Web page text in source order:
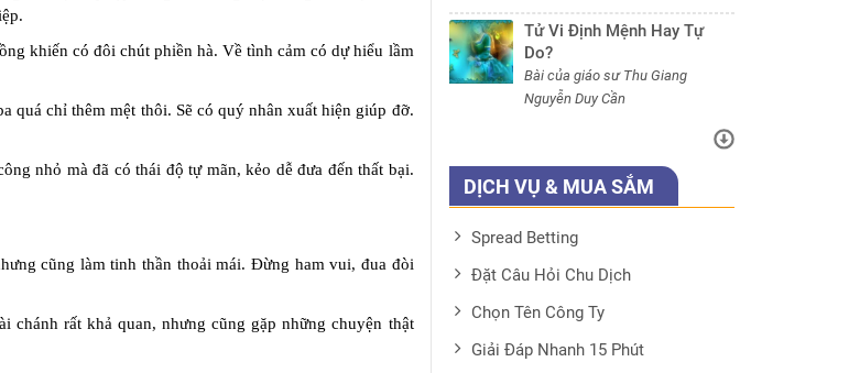
khiến có đôi chút phiền hà. Về tình cảm có dự hiểu lầm
quá chỉ thêm mệt thôi. Sẽ có quý nhân xuất hiện giúp đỡ.
nhỏ mà đã có thái độ tự mãn, kẻo dễ đưa đến thất bại.
cũng làm tinh thần thoải mái. Đừng ham vui, đua đòi
chánh rất khả quan, nhưng cũng gặp những chuyện thật
Tử Vi Định Mệnh Hay Tự
Do?
Bài của giáo sư Thu Giang
Nguyễn Duy Cần
DỊCH VỤ & MUA SẮM
Spread Betting
Đặt Câu Hỏi Chu Dịch
Chọn Tên Công Ty
Giải Đáp Nhanh 15 Phút